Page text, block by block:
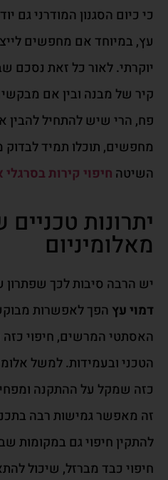
כי כיום הסגנון המודרני גם
עץ, במיוחד אם מחפשים לי
יוקרתי. לאור כל זאת נסכם ש
קיר של מבנה ובין אם מבקשי
פח, הרי שיש להתחיל להבין
מחפשים, תוכלו תמיד לבדוק
השיטה חיפוי קירות בסרגלי
יתרונות טכניים
מאלומיניום
יש הרבה סיבות לכך שפתרון
דמוי עץ הפך לאפשרות
האסתטי המרשים, חיפוי כזה
הטכני ובעמידות. למשל
כזה שמקל על ההתקנה
זה מאפשר גמישות רבה
להתקין חיפוי גם במקומות
חיפוי כבד מברזל, שיכול